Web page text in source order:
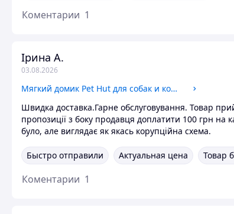
Коментарии 1
Ірина А.
03.08.2026
Мягкий домик Pet Hut для собак и кошек, Дом для животных
Швидка доставка.Гарне обслуговування. Товар
пропозиції з боку продавця доплатити 100 грн на
було, але виглядає як якась корупційна схема.
Быстро отправили Актуальная цена Товар
Коментарии 1